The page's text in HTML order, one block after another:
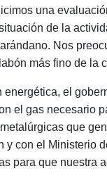
una
de la
Nos
más fino de la
el
el gas necesario
que
y con el Ministerio
para que nuestra